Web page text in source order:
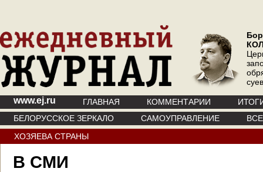
www.ej.ru ГЛАВНАЯ КОММЕНТАРИИ
БЕЛОРУССКОЕ ЗЕРКАЛО
САМОУПРАВЛЕНИЕ
ХОЗЯЕВА СТРАНЫ
В СМИ